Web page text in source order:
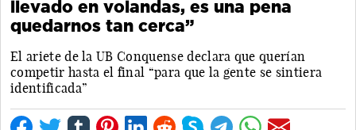
llevado en volandas, es una pena
quedarnos tan cerca”
El ariete de la UB Conquense declara que querían
competir hasta el final “para que la gente se sintiera
identificada”